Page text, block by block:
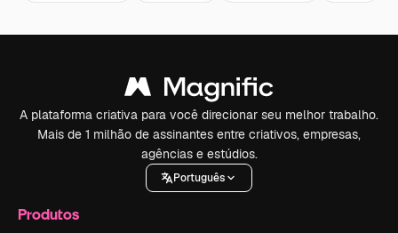
A plataforma criativa para você direcionar seu melhor trabalho.
Mais de 1 milhão de assinantes entre criativos, empresas,
agências e estúdios.
Português
Produtos